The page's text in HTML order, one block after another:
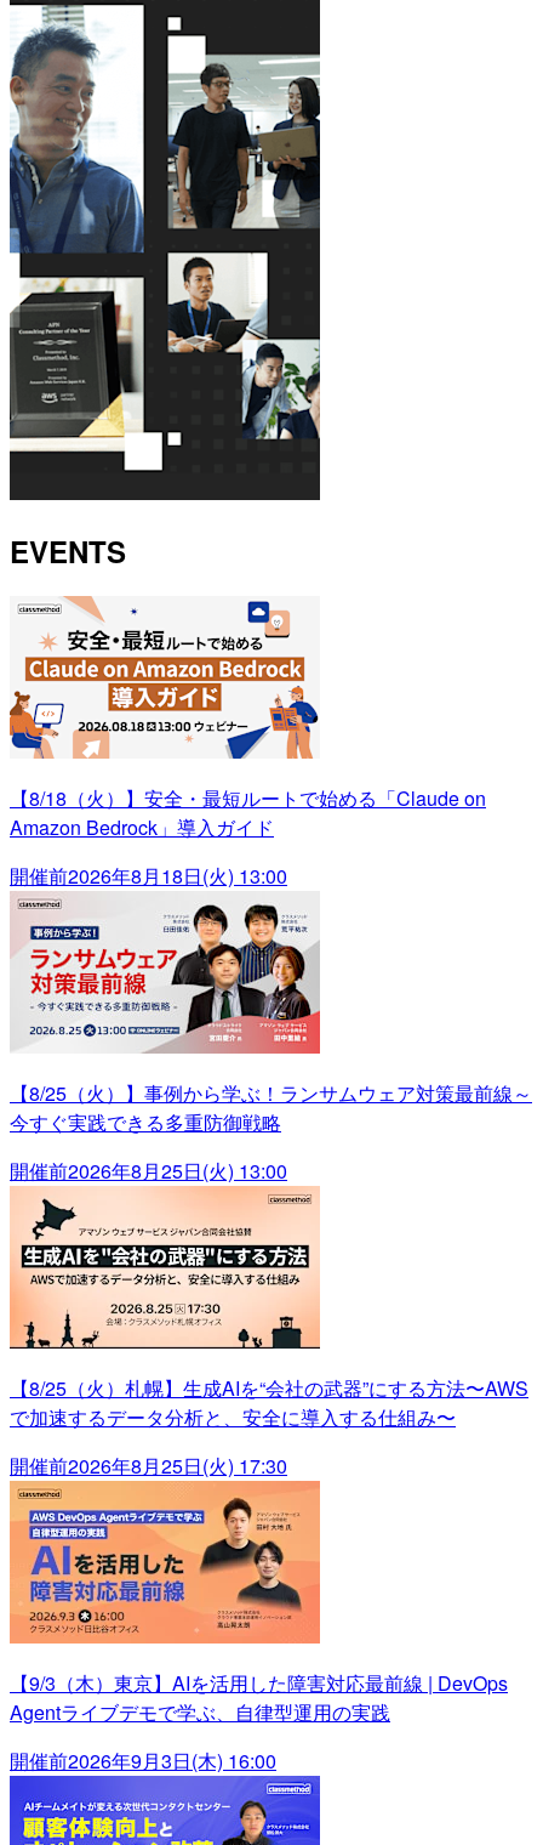
EVENTS
【8/18（火）】安全・最短ルートで始める「Claude on
Amazon Bedrock」導入ガイド
開催前2026年8月18日(火) 13:00
【8/25（火）】事例から学ぶ！ランサムウェア対策最前線～
今すぐ実践できる多重防御戦略
開催前2026年8月25日(火) 13:00
【8/25（火）札幌】生成AIを“会社の武器”にする方法〜AWS
で加速するデータ分析と、安全に導入する仕組み〜
開催前2026年8月25日(火) 17:30
【9/3（木）東京】AIを活用した障害対応最前線 | DevOps
Agentライブデモで学ぶ、自律型運用の実践
開催前2026年9月3日(木) 16:00